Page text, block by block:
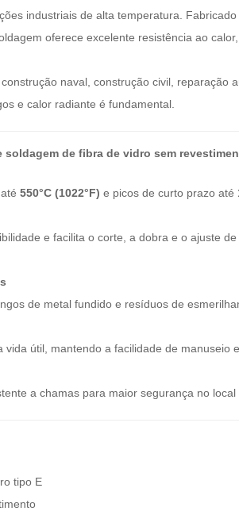
industriais de alta temperatura.
oferece excelente resistência ao
naval, construção civil, reparação
e calor radiante é fundamental.
de fibra de vidro sem
550°C (1022°F) e picos de curto prazo até
e facilita o corte, a dobra e o ajuste
de metal fundido e resíduos de
útil, mantendo a facilidade de manuseio
a chamas para maior segurança no local
tipo E